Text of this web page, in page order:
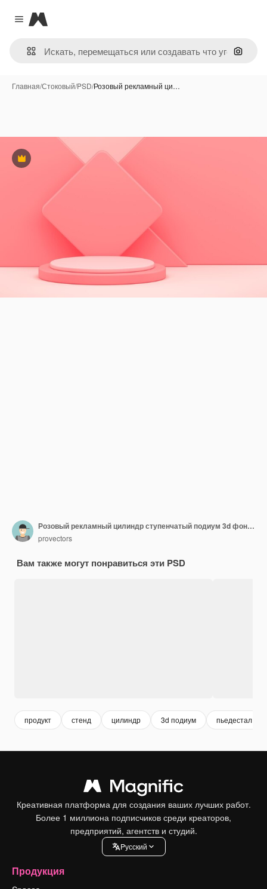
Close menu
Magnific
Поиск
Главная/Стоковый/PSD/Розовый рекламный ци…
Премиум
Розовый рекламный цилиндр ступенчатый подиум 3d фон геометрическая витрина реалистичная иллюстрация
provectors
Вам также могут понравиться эти PSD
продукт стенд цилиндр 3d подиум пьедестал
Креативная платформа для создания ваших лучших работ.
Более 1 миллиона подписчиков среди креаторов,
предприятий, агентств и студий.
Pусский
Продукция